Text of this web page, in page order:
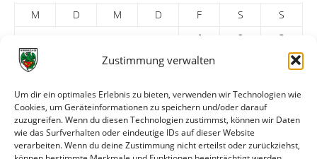
Zustimmung verwalten
Um dir ein optimales Erlebnis zu bieten, verwenden wir Technologien wie
Cookies, um Geräteinformationen zu speichern und/oder darauf
zuzugreifen. Wenn du diesen Technologien zustimmst, können wir Daten
wie das Surfverhalten oder eindeutige IDs auf dieser Website
verarbeiten. Wenn du deine Zustimmung nicht erteilst oder zurückziehst,
M
D M D F S
S
1
2
3
4
6 7 8
18
19 20 21 22 23
25
26 27 28 29 30
« Feb.
Apr. »